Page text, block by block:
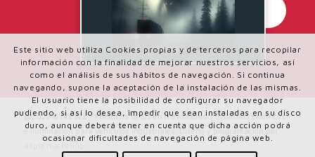
@2025 DYRESEL - Ponemos la luz en movimiento | Sistemas eléctricos
e iluminación para vehículos industriales. Diseño y programación por
Este sitio web utiliza Cookies propias y de terceros para recopilar
información con la finalidad de mejorar nuestros servicios, así
como el análisis de sus hábitos de navegación. Si continua
navegando, supone la aceptación de la instalación de las mismas.
El usuario tiene la posibilidad de configurar su navegador
pudiendo, si así lo desea, impedir que sean instaladas en su disco
duro, aunque deberá tener en cuenta que dicha acción podrá
ocasionar dificultades de navegación de página web.